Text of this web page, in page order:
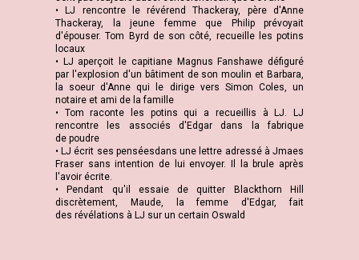
• LJ rencontre le révérend Thackeray, père d'Anne
Thackeray, la jeune femme que Philip prévoyait
d'épouser. Tom Byrd de son côté, recueille les potins
locaux
• LJ aperçoit le capitiane Magnus Fanshawe défiguré
par l'explosion d'un bâtiment de son moulin et Barbara,
la soeur d'Anne qui le dirige vers Simon Coles, un
notaire et ami de la famille
• Tom raconte les potins qui a recueillis à LJ. LJ
rencontre les associés d'Edgar dans la fabrique
de poudre
• LJ écrit ses penséesdans une lettre adressé à Jmaes
Fraser sans intention de lui envoyer. Il la brule après
l'avoir écrite.
• Pendant qu'il essaie de quitter Blackthorn Hill
discrètement, Maude, la femme d'Edgar, fait
des révélations à LJ sur un certain Oswald